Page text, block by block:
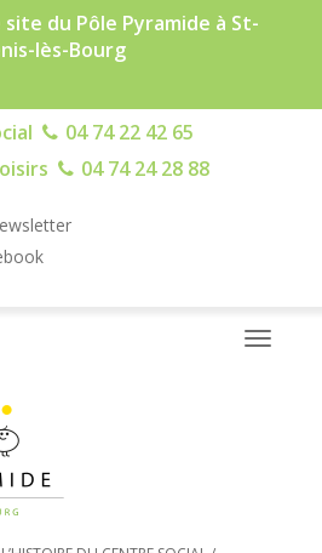
du Pôle Pyramide à St-
lès-Bourg
04 74 22 42 65
04 74 24 28 88
Toggle